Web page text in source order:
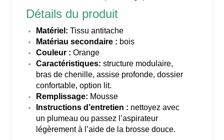
Détails du produit
Matériel: Tissu antitache
Matériau secondaire : bois
Couleur : Orange
Caractéristiques: structure modulaire,
bras de chenille, assise profonde, dossier
confortable, option lit.
Remplissage: Mousse
Instructions d’entretien : nettoyez avec
un plumeau ou passez l’aspirateur
légèrement à l’aide de la brosse douce.